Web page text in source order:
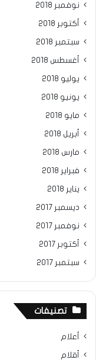
نوفمبر 2018
أكتوبر 2018
سبتمبر 2018
أغسطس 2018
يوليو 2018
يونيو 2018
مايو 2018
أبريل 2018
مارس 2018
فبراير 2018
يناير 2018
ديسمبر 2017
نوفمبر 2017
أكتوبر 2017
سبتمبر 2017
تصنيفات
أعلام
أقلام